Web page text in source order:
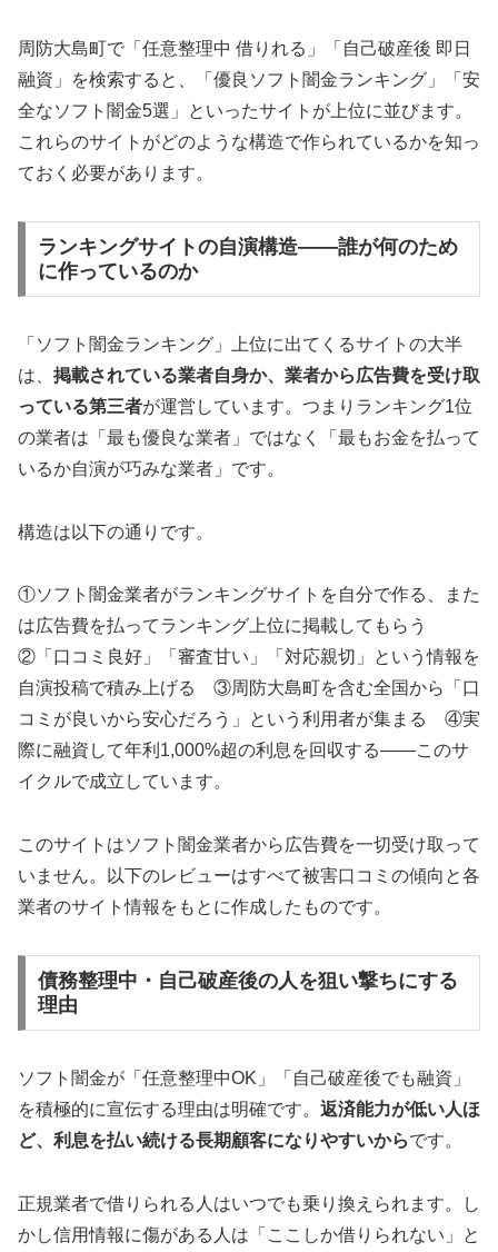
周防大島町で「任意整理中 借りれる」「自己破産後 即日
融資」を検索すると、「優良ソフト闇金ランキング」「安
全なソフト闇金5選」といったサイトが上位に並びます。
これらのサイトがどのような構造で作られているかを知っ
ておく必要があります。
ランキングサイトの自演構造——誰が何のため
に作っているのか
「ソフト闇金ランキング」上位に出てくるサイトの大半
は、 掲載されている業者自身か、業者から広告費を受け取
っている第三者が運営しています。つまりランキング1位
の業者は「最も優良な業者」ではなく「最もお金を払って
いるか自演が巧みな業者」です。
構造は以下の通りです。
①ソフト闇金業者がランキングサイトを自分で作る、また
は広告費を払ってランキング上位に掲載してもらう
②「口コミ良好」「審査甘い」「対応親切」という情報を
自演投稿で積み上げる ③周防大島町を含む全国から「口
コミが良いから安心だろう」という利用者が集まる ④実
際に融資して年利1,000%超の利息を回収する——このサ
イクルで成立しています。
このサイトはソフト闇金業者から広告費を一切受け取って
いません。以下のレビューはすべて被害口コミの傾向と各
業者のサイト情報をもとに作成したものです。
債務整理中・自己破産後の人を狙い撃ちにする
理由
ソフト闇金が「任意整理中OK」「自己破産後でも融資」
を積極的に宣伝する理由は明確です。 返済能力が低い人ほ
ど、利息を払い続ける長期顧客になりやすいからです。
正規業者で借りられる人はいつでも乗り換えられます。し
かし信用情報に傷がある人は「ここしか借りられない」と